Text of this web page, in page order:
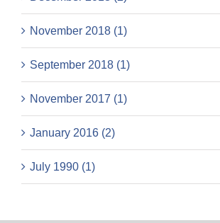
November 2018 (1)
September 2018 (1)
November 2017 (1)
January 2016 (2)
July 1990 (1)